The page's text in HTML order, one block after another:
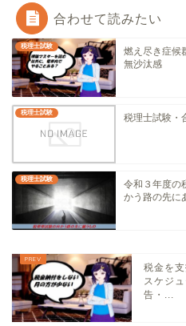
合わせて読みたい
税理士試験
燃え尽き症候
無沙汰感
税理士試験 税理士試験・
税理士試験
令和３年度の
かう路の先に
税金を
スケジ
告・...